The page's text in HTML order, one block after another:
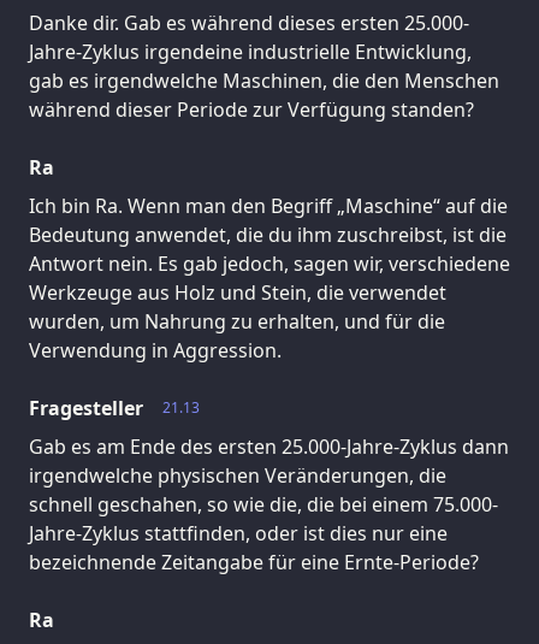
Danke dir. Gab es während dieses ersten 25.000-
Jahre-Zyklus irgendeine industrielle Entwicklung,
gab es irgendwelche Maschinen, die den Menschen
während dieser Periode zur Verfügung standen?
Ra
Ich bin Ra. Wenn man den Begriff „Maschine“ auf die
Bedeutung anwendet, die du ihm zuschreibst, ist die
Antwort nein. Es gab jedoch, sagen wir, verschiedene
Werkzeuge aus Holz und Stein, die verwendet
wurden, um Nahrung zu erhalten, und für die
Verwendung in Aggression.
21.13
Fragesteller
Gab es am Ende des ersten 25.000-Jahre-Zyklus dann
irgendwelche physischen Veränderungen, die
schnell geschahen, so wie die, die bei einem 75.000-
Jahre-Zyklus stattfinden, oder ist dies nur eine
bezeichnende Zeitangabe für eine Ernte-Periode?
Ra